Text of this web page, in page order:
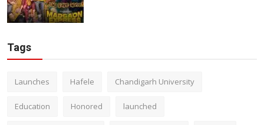
Tags
Launches Hafele Chandigarh University
Education Honored launched